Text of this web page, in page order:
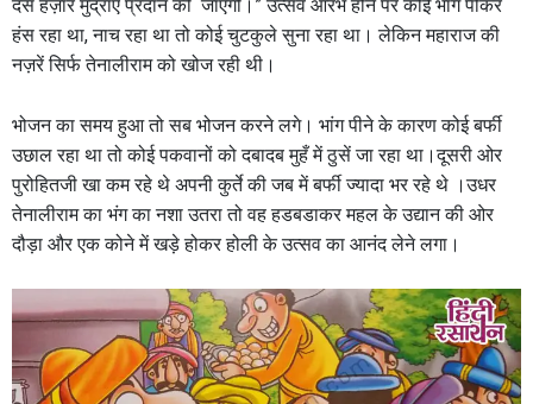
दस हज़ार मुद्राएँ प्रदान की जाएँगी।” उत्सव आरंभ होने पर कोई भांग पीकर
हंस रहा था, नाच रहा था तो कोई चुटकुले सुना रहा था। लेकिन महाराज की
नज़रें सिर्फ तेनालीराम को खोज रही थी।
भोजन का समय हुआ तो सब भोजन करने लगे। भांग पीने के कारण कोई बर्फी
उछाल रहा था तो कोई पकवानों को दबादब मुहँ में ठुसें जा रहा था।दूसरी ओर
पुरोहितजी खा कम रहे थे अपनी कुर्ते की जब में बर्फी ज्यादा भर रहे थे ।उधर
तेनालीराम का भंग का नशा उतरा तो वह हडबडाकर महल के उद्यान की ओर
दौड़ा और एक कोने में खड़े होकर होली के उत्सव का आनंद लेने लगा।